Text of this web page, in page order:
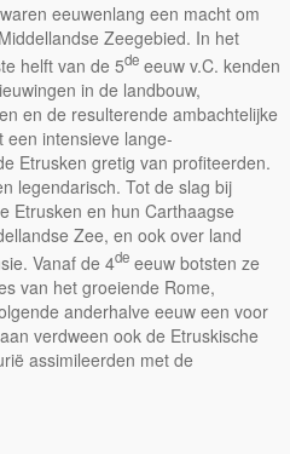
eeuwenlang een macht om
Zeegebied. In het
helft van de 5de eeuw v.C. kenden
in de landbouw,
en de resulterende ambachtelijke
intensieve lange-
Etrusken gretig van profiteerden.
legendarisch. Tot de slag bij
Etrusken en hun Carthaagse
Zee, en ook over land
Vanaf de 4de eeuw botsten ze
van het groeiende Rome,
anderhalve eeuw een voor
verdween ook de Etruskische
assimileerden met de